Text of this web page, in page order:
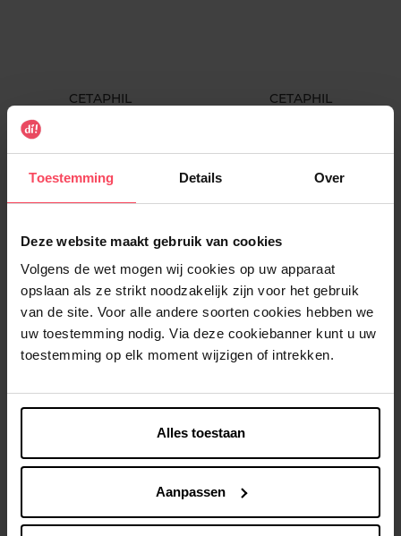
Toestemming Details Over
Deze website maakt gebruik van cookies
Volgens de wet mogen wij cookies op uw apparaat
opslaan als ze strikt noodzakelijk zijn voor het gebruik
van de site. Voor alle andere soorten cookies hebben we
uw toestemming nodig. Via deze cookiebanner kunt u uw
toestemming op elk moment wijzigen of intrekken.
Alles toestaan
Aanpassen
CETAPHIL
Advanced Defence Serum
Serum
CETAPHIL
Serum
CETAPHIL HAWAIIAN TROPIC
Cream SPF 50